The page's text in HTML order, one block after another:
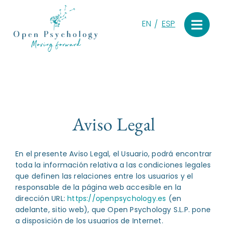
EN ESP
Aviso Legal
En el presente Aviso Legal, el Usuario, podrá encontrar
toda la información relativa a las condiciones legales
que definen las relaciones entre los usuarios y el
responsable de la página web accesible en la
dirección URL:https://openpsychology.es (en
adelante, sitio web), que Open Psychology S.L.P. pone
a disposición de los usuarios de Internet.